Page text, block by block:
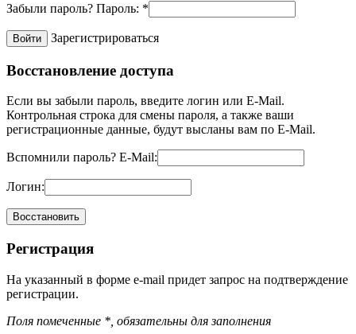
Забыли пароль? Пароль: *
Зарегистрироваться
Восстановление доступа
Если вы забыли пароль, введите логин или E-Mail.
Контрольная строка для смены пароля, а также ваши
регистрационные данные, будут высланы вам по E-Mail.
Вспомнили пароль? E-Mail:
Логин:
Регистрация
На указанный в форме e-mail придет запрос на подтверждение
регистрации.
Поля помеченные *, обязательны для заполнения